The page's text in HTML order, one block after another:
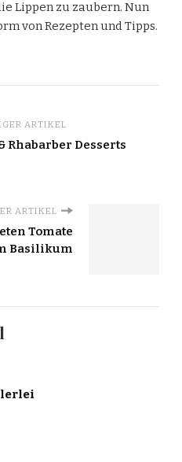
Lippen zu zaubern. Nun
von Rezepten und Tipps.
ARTIKEL
Rhabarber Desserts
ARTIKEL
Tomate
Basilikum